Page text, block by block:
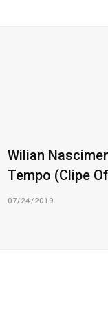
Wilian
Tempo (Clipe
07/24/2019